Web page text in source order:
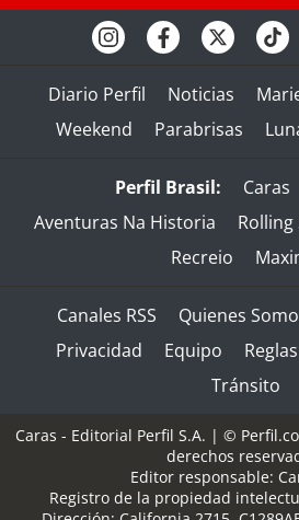
Diario Perfil Noticias
Weekend
Parabrisas
Perfil Brasil: Caras
Aventuras Na Historia
Rolling
Recreio
Canales RSS Quienes
Privacidad
Equipo
Tránsito
Caras - Editorial Perfil S.A. | ©
derechos
Editor responsable:
Registro de la propiedad